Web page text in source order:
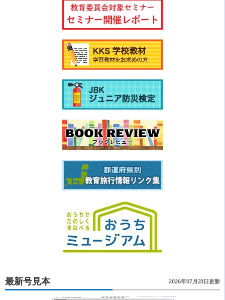
最新号見本 2026年07月23日更新